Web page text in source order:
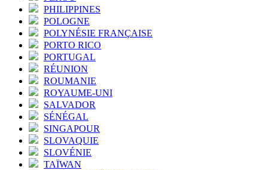
PHILIPPINES
POLOGNE
POLYNÉSIE FRANÇAISE
PORTO RICO
PORTUGAL
RÉUNION
ROUMANIE
ROYAUME-UNI
SALVADOR
SÉNÉGAL
SINGAPOUR
SLOVAQUIE
SLOVÉNIE
TAÏWAN